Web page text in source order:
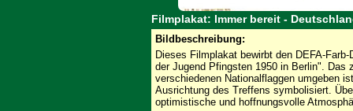
Filmplakat: Immer bereit -
Bildbeschreibung:
Dieses Filmplakat bewirbt den DEFA-
der Jugend Pfingsten 1950 in Berlin".
verschiedenen Nationalflaggen umgeben
Ausrichtung des Treffens symbolisiert.
optimistische und hoffnungsvolle